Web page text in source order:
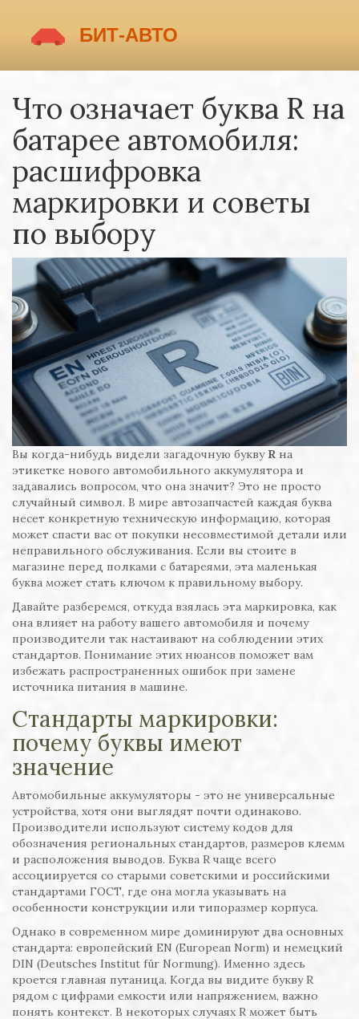
Что означает буква R на
батарее автомобиля:
расшифровка
маркировки и советы
по выбору
Вы когда-нибудь видели загадочную букву R на
этикетке нового автомобильного аккумулятора и
задавались вопросом, что она значит? Это не просто
случайный символ. В мире автозапчастей каждая буква
несет конкретную техническую информацию, которая
может спасти вас от покупки несовместимой детали или
неправильного обслуживания. Если вы стоите в
магазине перед полками с батареями, эта маленькая
буква может стать ключом к правильному выбору.
Давайте разберемся, откуда взялась эта маркировка, как
она влияет на работу вашего автомобиля и почему
производители так настаивают на соблюдении этих
стандартов. Понимание этих нюансов поможет вам
избежать распространенных ошибок при замене
источника питания в машине.
Стандарты маркировки:
почему буквы имеют
значение
Автомобильные аккумуляторы - это не универсальные
устройства, хотя они выглядят почти одинаково.
Производители используют систему кодов для
обозначения региональных стандартов, размеров клемм
и расположения выводов. Буква R чаще всего
ассоциируется со старыми советскими и российскими
стандартами ГОСТ, где она могла указывать на
особенности конструкции или типоразмер корпуса.
Однако в современном мире доминируют два основных
стандарта: европейский EN (European Norm) и немецкий
DIN (Deutsches Institut für Normung). Именно здесь
кроется главная путаница. Когда вы видите букву R
рядом с цифрами емкости или напряжением, важно
понять контекст. В некоторых случаях R может быть